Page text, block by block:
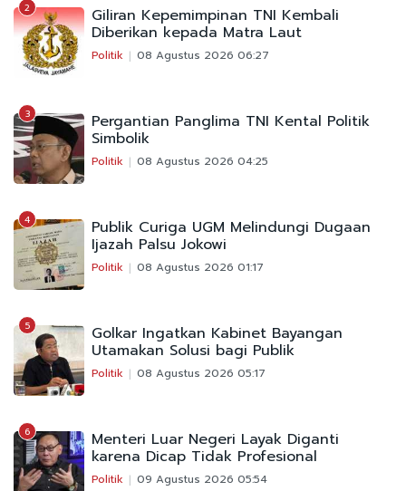
2 Giliran Kepemimpinan TNI Kembali
Diberikan kepada Matra Laut
Politik 08 Agustus 2026 06:27
3 Pergantian Panglima TNI Kental Politik
Simbolik
Politik 08 Agustus 2026 04:25
4 Publik Curiga UGM Melindungi Dugaan
Ijazah Palsu Jokowi
Politik 08 Agustus 2026 01:17
5 Golkar Ingatkan Kabinet Bayangan
Utamakan Solusi bagi Publik
Politik 08 Agustus 2026 05:17
6 Menteri Luar Negeri Layak Diganti
karena Dicap Tidak Profesional
Politik 09 Agustus 2026 05:54